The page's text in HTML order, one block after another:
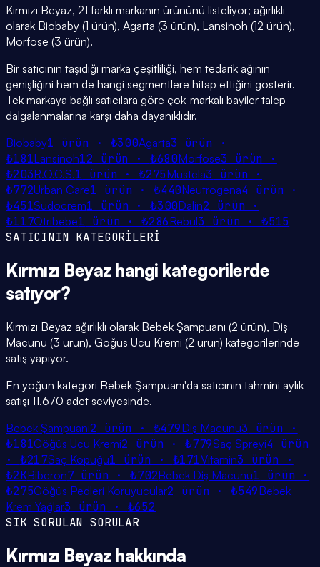
Kırmızı Beyaz, 21 farklı markanın ürününü listeliyor; ağırlıklı
olarak Biobaby (1 ürün), Agarta (3 ürün), Lansinoh (12 ürün),
Morfose (3 ürün).
Bir satıcının taşıdığı marka çeşitliliği, hem tedarik ağının
genişliğini hem de hangi segmentlere hitap ettiğini gösterir.
Tek markaya bağlı satıcılara göre çok-markalı bayiler talep
dalgalanmalarına karşı daha dayanıklıdır.
Biobaby1 ürün · ₺300Agarta3 ürün ·
₺181Lansinoh12 ürün · ₺680Morfose3 ürün ·
₺203R.O.C.S.1 ürün · ₺275Mustela3
ürün ·
₺772Urban Care1 ürün · ₺440Neutrogena4 ürün ·
₺451Sudocrem1 ürün · ₺300Dalin2
ürün ·
₺117Otribebe1 ürün · ₺286Rebul3 ürün · ₺515
SATICININ KATEGORİLERİ
Kırmızı Beyaz hangi kategorilerde
satıyor?
Kırmızı Beyaz ağırlıklı olarak Bebek Şampuanı (2 ürün), Diş
Macunu (3 ürün), Göğüs Ucu Kremi (2 ürün) kategorilerinde
satış yapıyor.
En yoğun kategori Bebek Şampuanı'da satıcının tahmini aylık
satışı 11.670 adet seviyesinde.
Bebek Şampuanı2 ürün · ₺479Diş Macunu3 ürün ·
₺181Göğüs Ucu Kremi2 ürün · ₺779Saç Spreyi4 ürün
· ₺217Saç Köpüğü1 ürün · ₺171Vitamin3 ürün ·
₺2KBiberon7ürün ·₺702Bebek Diş Macunu1
ürün ·
₺275Göğüs Pedleri Koruyucular2 ürün · ₺549Bebek
Krem Yağlar3 ürün · ₺652
SIK SORULAN SORULAR
Kırmızı Beyaz hakkında